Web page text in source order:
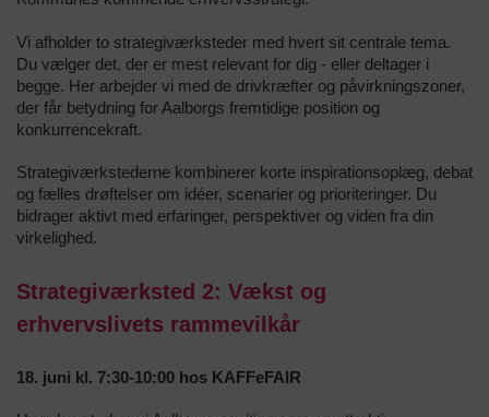
Vi afholder to strategiværksteder med hvert sit centrale tema.
Du vælger det, der er mest relevant for dig - eller deltager i
begge. Her arbejder vi med de drivkræfter og påvirkningszoner,
der får betydning for Aalborgs fremtidige position og
konkurrencekraft.
Strategiværkstederne kombinerer korte inspirationsoplæg, debat
og fælles drøftelser om idéer, scenarier og prioriteringer. Du
bidrager aktivt med erfaringer, perspektiver og viden fra din
virkelighed.
Strategiværksted 2: Vækst og
erhvervslivets rammevilkår
18. juni kl. 7:30-10:00 hos KAFFeFAIR